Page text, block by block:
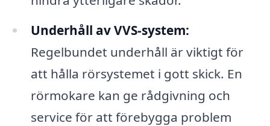
Underhåll av VVS-system:
Regelbundet underhåll är viktigt för
att hålla rörsystemet i gott skick. En
rörmokare kan ge rådgivning och
service för att förebygga problem